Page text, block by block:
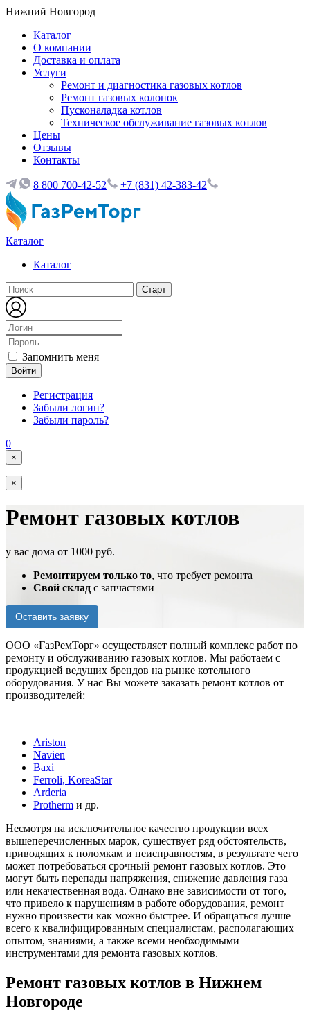
Нижний Новгород
Каталог
О компании
Доставка и оплата
Услуги
Ремонт и диагностика газовых котлов
Ремонт газовых колонок
Пусконаладка котлов
Техническое обслуживание газовых котлов
Цены
Отзывы
Контакты
8 800 700-42-52 +7 (831) 42-383-42
Каталог
Каталог
Запомнить меня
Войти
Регистрация
Забыли логин?
Забыли пароль?
0
×
×
Ремонт газовых котлов
у вас дома от 1000 руб.
Ремонтируем только то, что требует ремонта
Свой склад с запчастями
Оставить заявку
ООО «ГазРемТорг» осуществляет полный комплекс работ по
ремонту и обслуживанию газовых котлов. Мы работаем с
продукцией ведущих брендов на рынке котельного
оборудования. У нас Вы можете заказать ремонт котлов от
производителей:
Ariston
Navien
Baxi
Ferroli, KoreaStar
Arderia
Protherm и др.
Несмотря на исключительное качество продукции всех
вышеперечисленных марок, существует ряд обстоятельств,
приводящих к поломкам и неисправностям, в результате чего
может потребоваться срочный ремонт газовых котлов. Это
могут быть перепады напряжения, снижение давления газа
или некачественная вода. Однако вне зависимости от того,
что привело к нарушениям в работе оборудования, ремонт
нужно произвести как можно быстрее. И обращаться лучше
всего к квалифицированным специалистам, располагающих
опытом, знаниями, а также всеми необходимыми
инструментами для ремонта газовых котлов.
Ремонт газовых котлов в Нижнем
Новгороде